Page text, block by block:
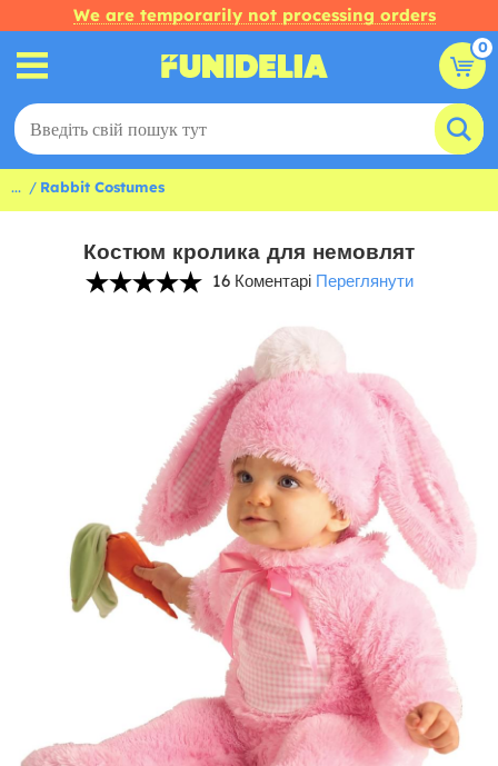
We are temporarily not processing orders
0
... Rabbit Costumes
Костюм кролика для немовлят
16 Коментарі Переглянути